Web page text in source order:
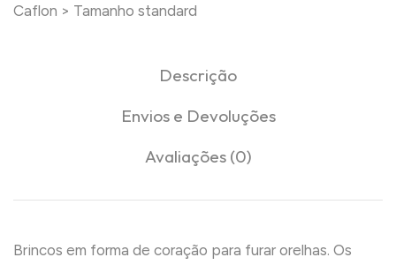
Caflon > Tamanho standard
Descrição
Envios e Devoluções
Avaliações (0)
Brincos em forma de coração para furar orelhas. Os